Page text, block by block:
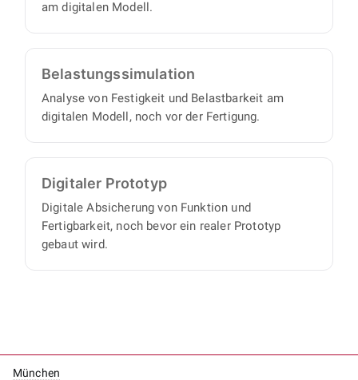
am digitalen Modell.
Belastungs­simulation
Analyse von Festigkeit und Belastbarkeit am
digitalen Modell, noch vor der Fertigung.
Digitaler Prototyp
Digitale Absicherung von Funktion und
Fertigbarkeit, noch bevor ein realer Prototyp
gebaut wird.
München